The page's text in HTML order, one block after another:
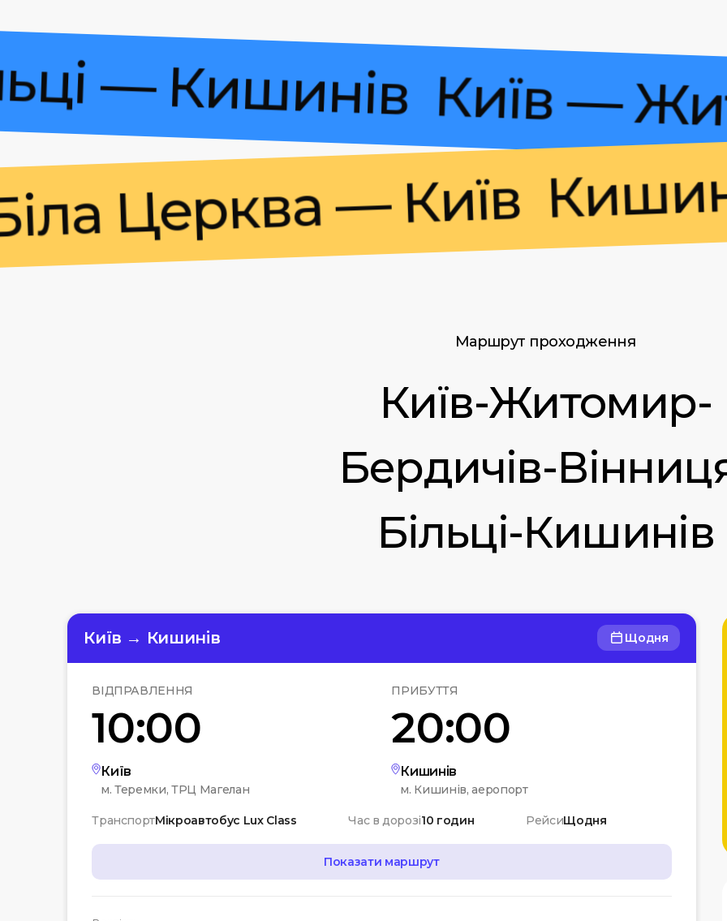
— КишинівКиїв
Церква — Київ
Маршрут проходження
Київ-Житомир-
Бердичів-
Більці-Кишинів
Київ → Кишинів Щодня
ВІДПРАВЛЕННЯ
10:00
Київ
м. Теремки, ТРЦ Магелан
ПРИБУТТЯ
20:00
Кишинів
м. Кишинів, аеропорт
ТранспортМікроавтобус Lux Class Час в дорозі10 годин РейсиЩодня
Показати маршрут